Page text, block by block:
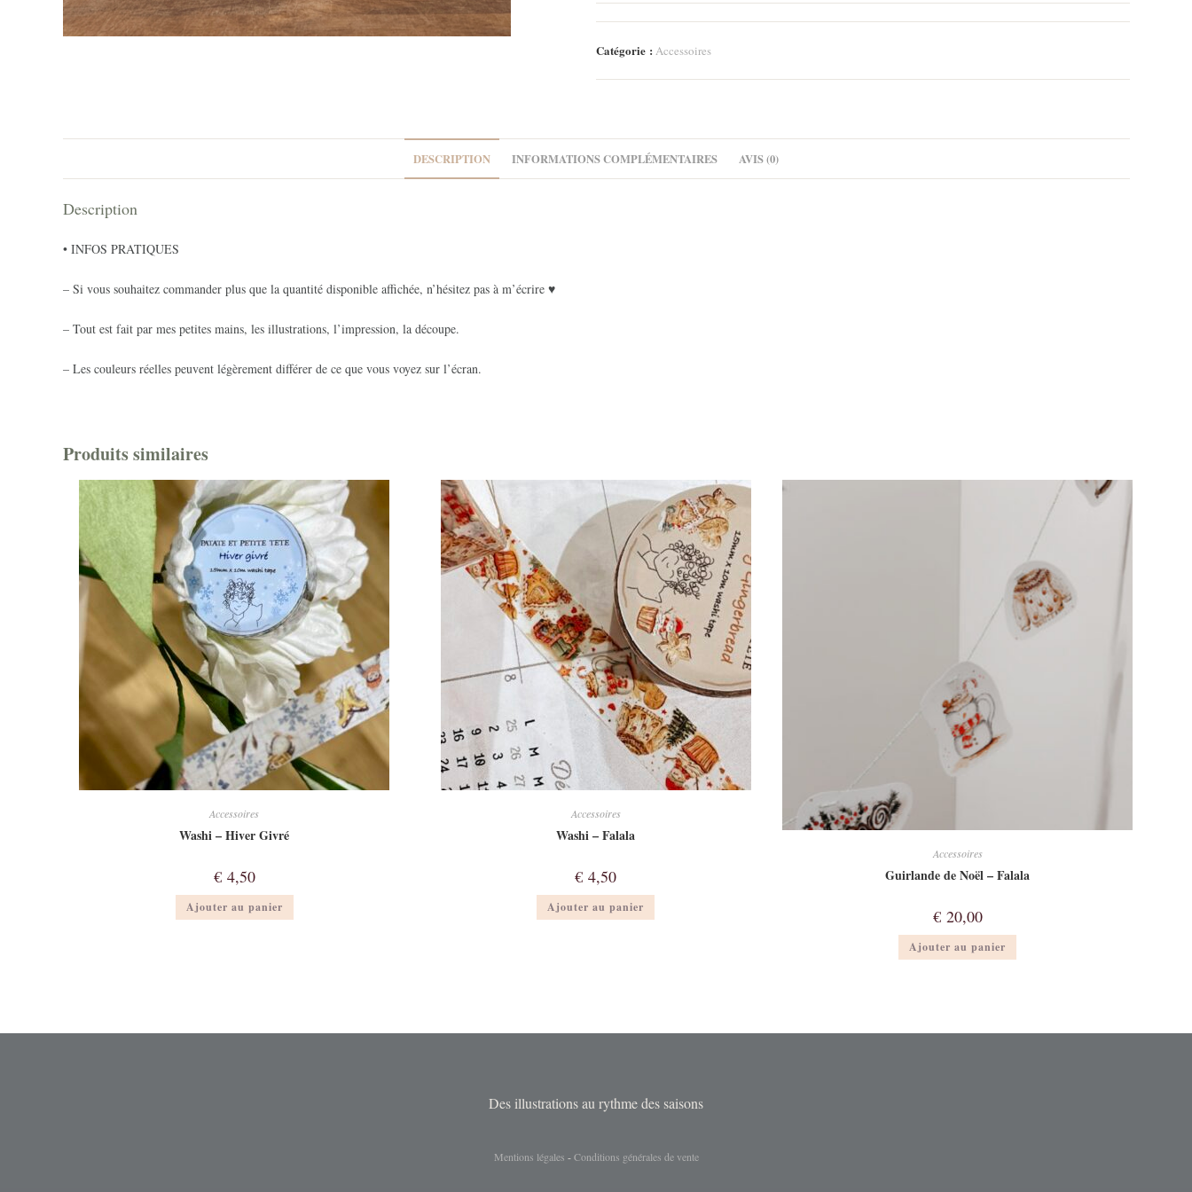
de
9
I
want
Catégorie : Accessoires
DESCRIPTION INFORMATIONS COMPLÉMENTAIRES AVIS (0)
Description
• INFOS PRATIQUES
– Si vous souhaitez commander plus que la quantité disponible affichée, n’hésitez pas à m’écrire ♥
– Tout est fait par mes petites mains, les illustrations, l’impression, la découpe.
– Les couleurs réelles peuvent légèrement différer de ce que vous voyez sur l’écran.
Produits similaires
Accessoires
Washi – Hiver Givré
€4,50
Ajouter au panier
Accessoires
Washi – Falala
€ 4,50
Ajouter au panier
Accessoires
Guirlande de Noël – Falala
€20,00
Ajouter au panier
Des illustrations au rythme des saisons
Mentions légales -Conditions générales de vente